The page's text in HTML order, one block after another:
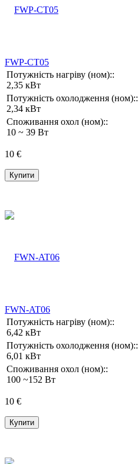
FWP-CT05
Потужність нагріву (ном)::
2,35 кВт
Потужність охолодження (ном)::
2,34 кВт
Споживання охол (ном)::
10 ~ 39 Вт
10 €
Купити
FWN-AT06
Потужність нагріву (ном)::
6,42 кВт
Потужність охолодження (ном)::
6,01 кВт
Споживання охол (ном)::
100 ~152 Вт
10 €
Купити